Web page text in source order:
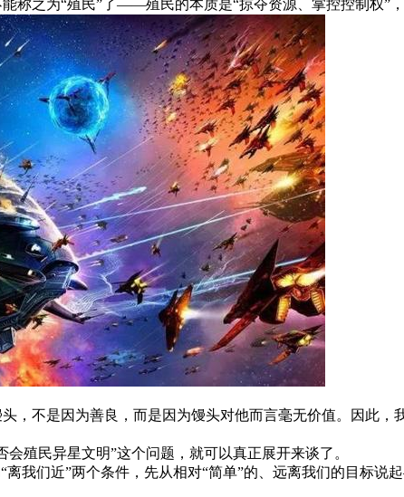
称之为“殖民”了——殖民的本质是“掠夺资源、掌控控制权”
，不是因为善良，而是因为馒头对他而言毫无价值。因此
殖民异星文明”这个问题，就可以真正展开来谈了。
离我们近”两个条件，先从相对“简单”的、远离我们的目标